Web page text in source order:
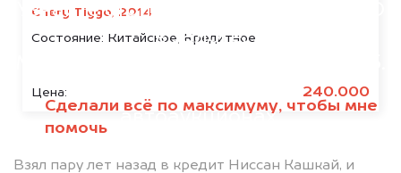
Chery Tiggo, 2014
Состояние: Китайское, Кредитное
Цена: 240.000
Сделали всё по максимуму, чтобы мне
помочь
Взял пару лет назад в кредит Ниссан Кашкай, и
Узнайте стоимость автомобиля NIO
в залоге.
дороже, чем предлагают на
автоаукционах.